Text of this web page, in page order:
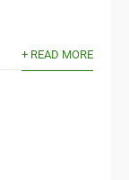
+ READ MORE